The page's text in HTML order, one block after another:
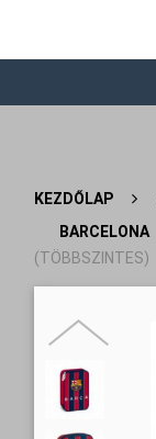
KEZDŐLAP >
BARCELONA
(TÖBBSZINTES)